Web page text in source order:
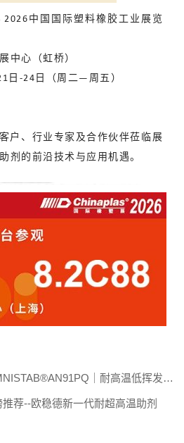
2026中国国际塑料橡胶工业展览
中心（虹桥）
日-24日（周二—周五）
户、行业专家及合作伙伴莅临展
剂的前沿技术与应用机遇。
｜耐高温低挥发，
荐--欧稳德新一代耐超高温助剂